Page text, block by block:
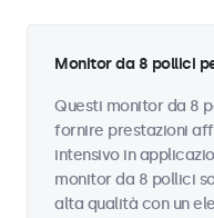
Monitor da 8 pollici
Questi monitor da 8
fornire prestazioni
intensivo in
monitor da 8 pollici
alta qualità con un